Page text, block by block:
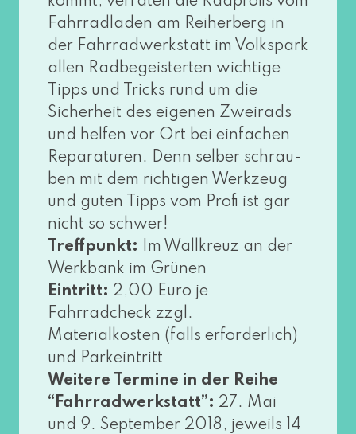
Fahrradladen am Reiherberg in
der Fahrradwerkstatt im Volkspark
allen Radbegeisterten wich­ti­ge
Tipps und Tricks rund um die
Sicherheit des eige­nen Zweirads
und hel­fen vor Ort bei ein­fa­chen
Reparaturen. Denn sel­ber schrau­
ben mit dem rich­ti­gen Werkzeug
und guten Tipps vom Profi ist gar
nicht so schwer!
Treffpunkt: Im Wallkreuz an der
Werkbank im Grünen
Eintritt: 2,00 Euro je
Fahrradcheck zzgl.
Materialkosten (falls erfor­der­lich)
und Parkeintritt
Weitere Termine in der Reihe
“Fahrradwerkstatt”: 27. Mai
und 9. September 2018, jeweils 14